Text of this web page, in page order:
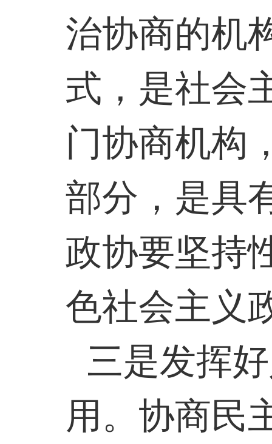
治协商的机
式，是社会
门协商机构
部分，是具
政协要坚持
色社会主义
三是发挥
用。协商民